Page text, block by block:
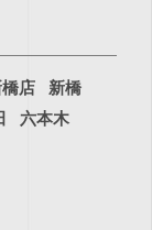
店
新橋
六本木